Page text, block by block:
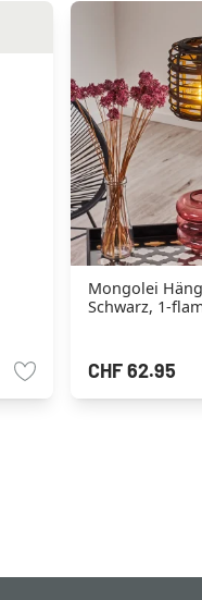
Mongolei
Schwarz, 1-
CHF 62.95